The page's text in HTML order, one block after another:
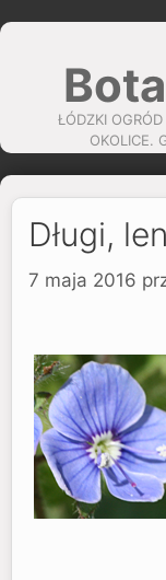
Przejdź
ŁÓDZKI
OKOLICE.
Długi,
7 maja 2016